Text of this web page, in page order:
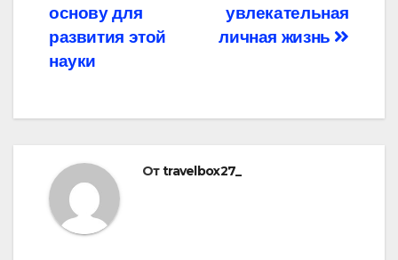
увлекательная
личная жизнь
основу для
развития этой
науки
Отtravelbox27_